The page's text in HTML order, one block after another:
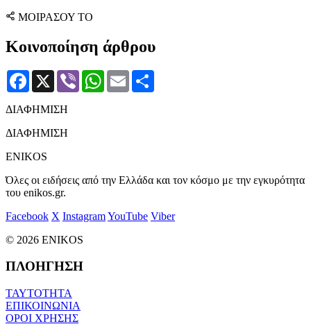
ΜΟΙΡΑΣΟΥ ΤΟ
Κοινοποίηση άρθρου
Facebook
X Viber WhatsApp
Email
ΔΙΑΦΗΜΙΣΗ
ΔΙΑΦΗΜΙΣΗ
ENIKOS
Όλες οι ειδήσεις από την Ελλάδα και τον κόσμο με την εγκυρότητα
του enikos.gr.
Facebook X InstagramYouTube Viber
© 2026 ENIKOS
ΠΛΟΗΓΗΣΗ
ΤΑΥΤΟΤΗΤΑ
ΕΠΙΚΟΙΝΩΝΙΑ
ΟΡΟΙ ΧΡΗΣΗΣ